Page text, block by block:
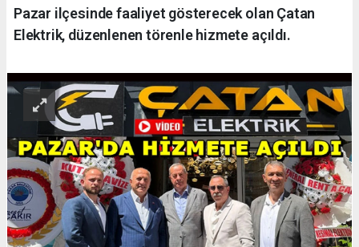
Pazar ilçesinde faaliyet gösterecek olan Çatan
Elektrik, düzenlenen törenle hizmete açıldı.